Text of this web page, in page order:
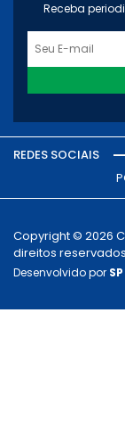
Receba
REDES SOCIAIS
Copyright © 2026
direitos
Desenvolvido por